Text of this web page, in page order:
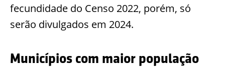
fecundidade do Censo 2022, porém, só
serão divulgados em 2024.
Municípios com maior população